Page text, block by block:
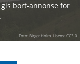
bort-annonse for
Foto: Birger Holm, Lisens: CC3.0